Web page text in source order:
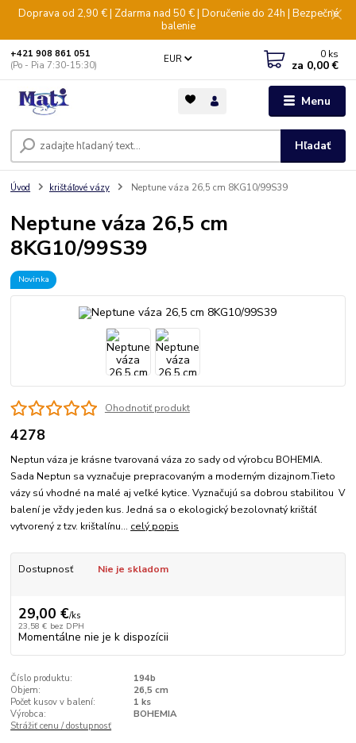
Doprava od 2,90 € | Zdarma nad 50 € | Doručenie do 24h | Bezpečné
balenie
Menu
EUR
Hľadať
+421 908 861 051
(Po - Pia 7:30-15:30)
0 ks
za 0,00 €
Úvod krištáľové vázy Neptune váza 26,5 cm 8KG10/99S39
Neptune váza 26,5 cm
8KG10/99S39
Novinka
Ohodnotiť produkt
4278
Neptun váza je krásne tvarovaná váza zo sady od výrobcu BOHEMIA.
Sada Neptun sa vyznačuje prepracovaným a moderným dizajnom.Tieto
vázy sú vhodné na malé aj veľké kytice. Vyznačujú sa dobrou stabilitou V
balení je vždy jeden kus. Jedná sa o ekologický bezolovnatý krištáľ
vytvorený z tzv. krištalínu... celý popis
Dostupnosť Nie je skladom
29,00 €/ks
23,58 € bez DPH
Momentálne nie je k dispozícii
Číslo produktu:
194b
Objem:
26,5 cm
Počet kusov v balení:
1 ks
Výrobca:
BOHEMIA
Strážiť cenu / dostupnosť